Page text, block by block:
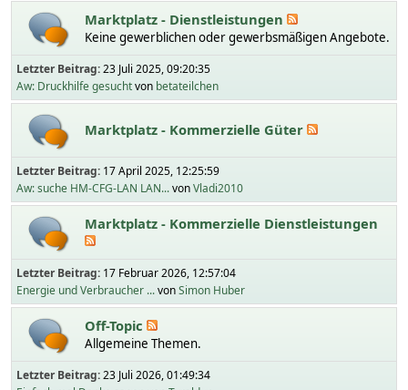
Marktplatz - Dienstleistungen
Keine gewerblichen oder gewerbsmäßigen Angebote.
Letzter Beitrag:23 Juli 2025, 09:20:35
Aw: Druckhilfe gesuchtvon betateilchen
Marktplatz - Kommerzielle Güter
Letzter Beitrag: 17 April 2025, 12:25:59
Aw: suche HM-CFG-LAN LAN...vonVladi2010
Marktplatz - Kommerzielle Dienstleistungen
Letzter Beitrag: 17 Februar 2026, 12:57:04
Energie und Verbraucher ...vonSimon Huber
Off-Topic
Allgemeine Themen.
Letzter Beitrag:23 Juli 2026, 01:49:34